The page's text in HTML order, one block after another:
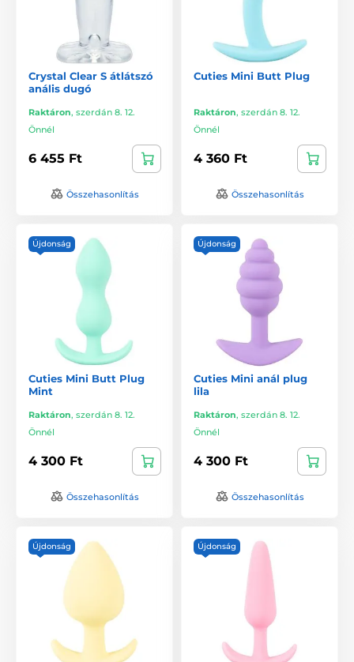
Crystal Clear S átlátszó
anális dugó
Raktáron, szerdán 8. 12.
Önnél
6 455 Ft
Összehasonlítás
Cuties Mini Butt Plug
Raktáron, szerdán 8. 12.
Önnél
4 360 Ft
Összehasonlítás
Újdonság
Cuties Mini Butt Plug
Mint
Raktáron, szerdán 8. 12.
Önnél
4 300 Ft
Összehasonlítás
Újdonság
Cuties Mini anál plug
lila
Raktáron, szerdán 8. 12.
Önnél
4 300 Ft
Összehasonlítás
Újdonság Újdonság